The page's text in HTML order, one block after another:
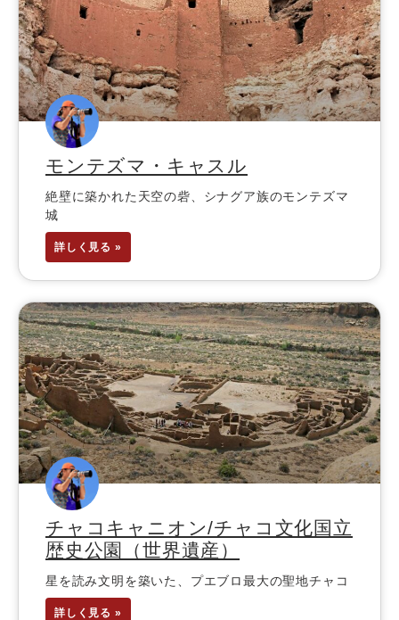
モンテズマ・キャスル
絶壁に築かれた天空の砦、シナグア族のモンテズマ
城
詳しく見る »
チャコキャニオン/チャコ文化国立
歴史公園（世界遺産）
星を読み文明を築いた、プエブロ最大の聖地チャコ
詳しく見る »